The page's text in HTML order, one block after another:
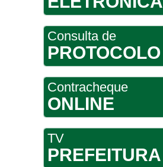
Consulta de
PROTOCOLO
Contracheque
ONLINE
TV
PREFEITURA